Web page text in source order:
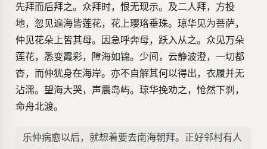
先拜而后拜之。众拜时，恨无现示。及二人拜，方投
地，忽见遍海皆莲花，花上璎珞垂珠。琼华见为菩萨，
仲见花朵上皆其母。因急呼奔母，跃入从之。众见万朵
莲花，悉变霞彩，障海如锦。少间，云静波澄，一切都
杳，而仲犹身在海岸。亦不自解其何以得出，衣履并无
沾濡。望海大哭，声震岛屿。琼华挽劝之，怆然下刹，
命舟北渡。
乐仲病愈以后，就想着要去南海朝拜。正好邻村有人